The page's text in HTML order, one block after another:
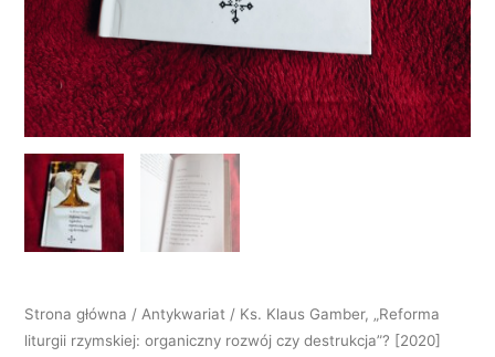
Strona główna / Antykwariat / Ks. Klaus Gamber, „Reforma
liturgii rzymskiej: organiczny rozwój czy destrukcja”? [2020]